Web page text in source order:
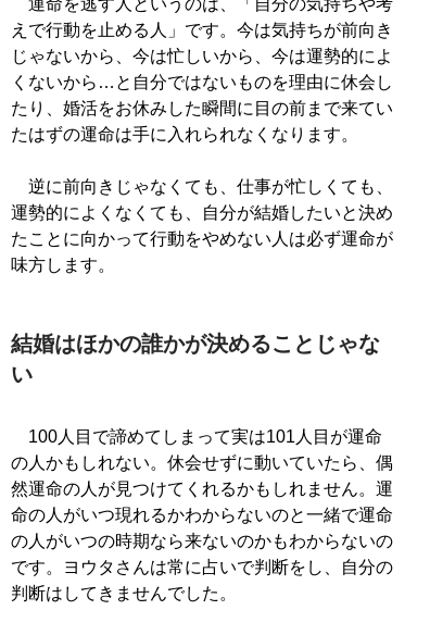
運命を逃す人というのは、「自分の気持ちや考
えで行動を止める人」です。今は気持ちが前向き
じゃないから、今は忙しいから、今は運勢的によ
くないから…と自分ではないものを理由に休会し
たり、婚活をお休みした瞬間に目の前まで来てい
たはずの運命は手に入れられなくなります。
逆に前向きじゃなくても、仕事が忙しくても、
運勢的によくなくても、自分が結婚したいと決め
たことに向かって行動をやめない人は必ず運命が
味方します。
結婚はほかの誰かが決めることじゃな
い
100人目で諦めてしまって実は101人目が運命
の人かもしれない。休会せずに動いていたら、偶
然運命の人が見つけてくれるかもしれません。運
命の人がいつ現れるかわからないのと一緒で運命
の人がいつの時期なら来ないのかもわからないの
です。ヨウタさんは常に占いで判断をし、自分の
判断はしてきませんでした。